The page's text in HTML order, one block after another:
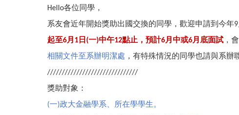
Hello各位同學，
系友會近年開始獎助出國交換的同學，歡迎申請到今年9
起至6月 1 日 (一)中午12點止，預計6月中或6月底面試 ，
相關文件至系辦明潔處 ，有特殊情況的同學也請與系辦
///////////////////////////////
獎助對象：
(一)政大金融學系、所在學學生。